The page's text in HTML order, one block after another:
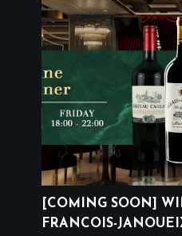
[COMING SOON]
FRANCOIS-